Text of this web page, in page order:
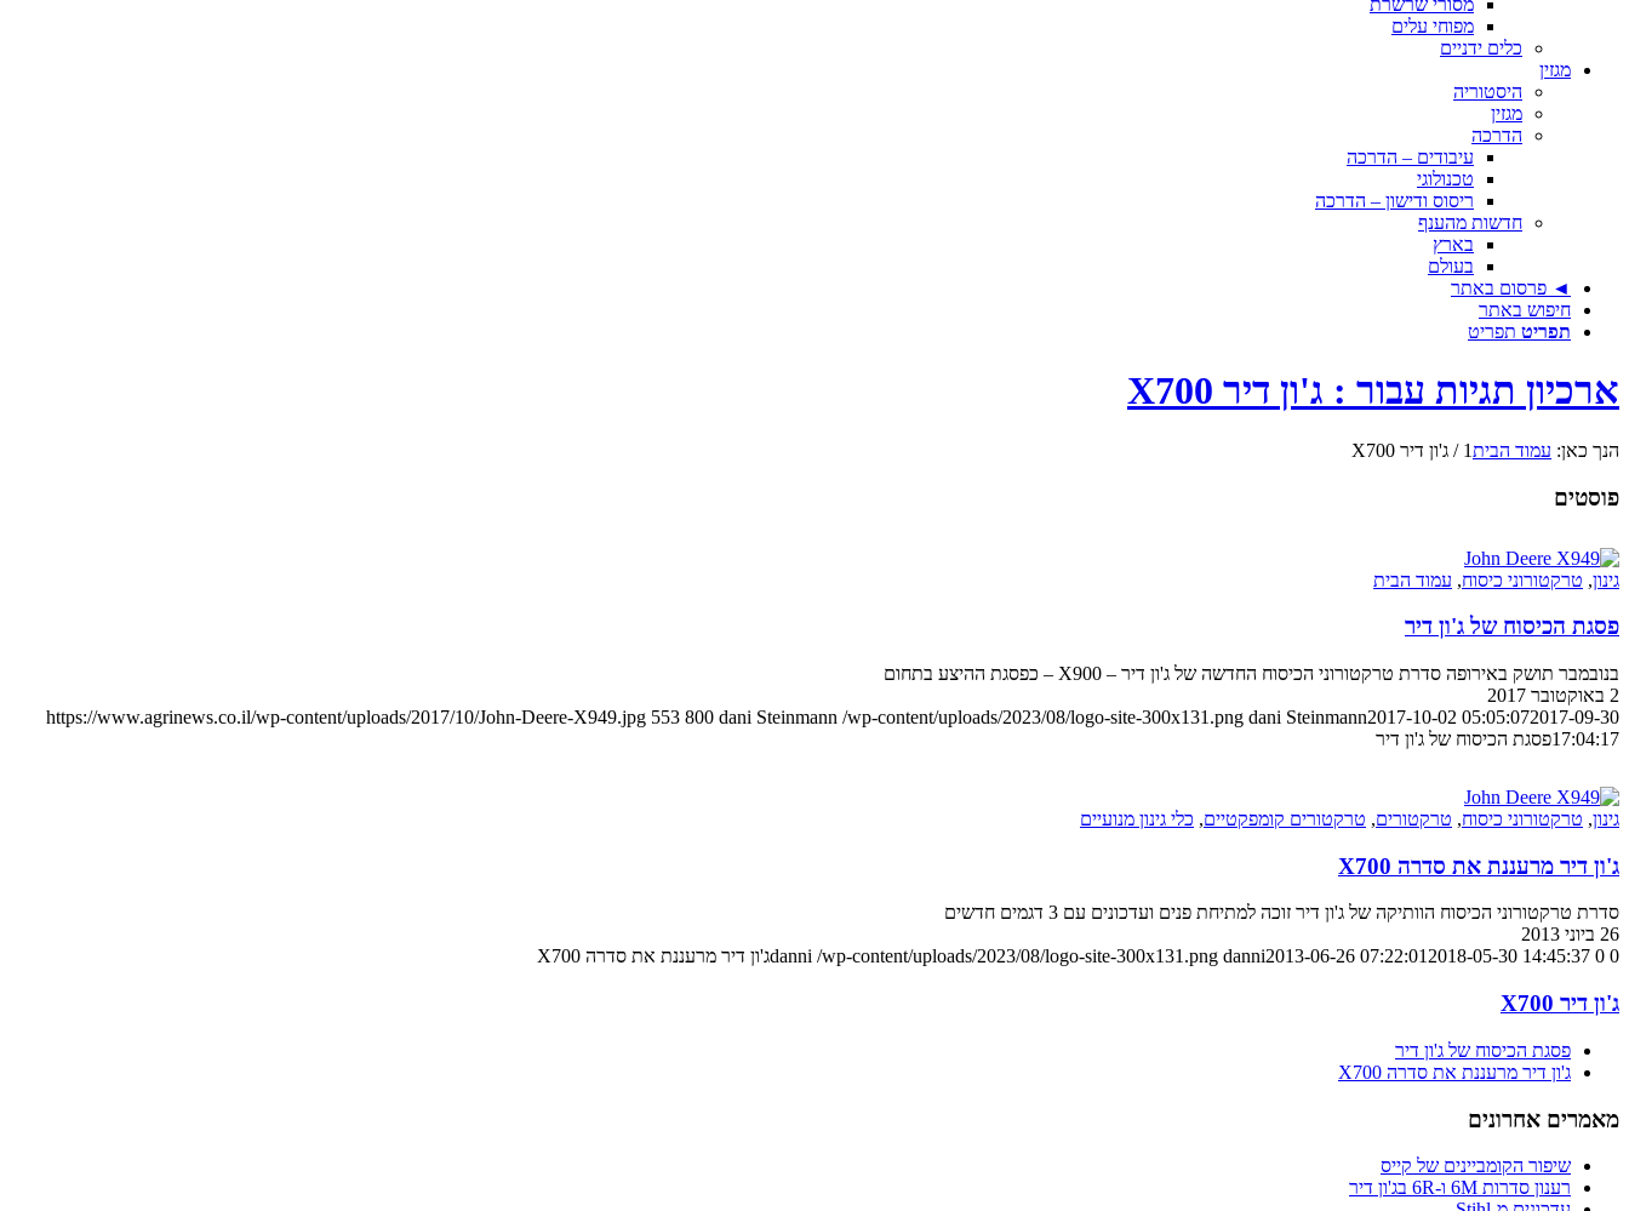
מסורי שרשרת
מפוחי עלים
כלים ידניים
מגזין
היסטוריה
מגזין
הדרכה
עיבודים – הדרכה
טכנולוגי
ריסוס ודישון – הדרכה
חדשות מהענף
בארץ
בעולם
◄ פרסום באתר
חיפוש באתר
תפריט תפריט
ארכיון תגיות עבור : ג'ון דיר X700
הנך כאן: עמוד הבית1
/ ג'ון דיר X700
פוסטים
גינון, טרקטורוני כיסוח, עמוד הבית
פסגת הכיסוח של ג'ון דיר
בנובמבר תושק באירופה סדרת טרקטורוני הכיסוח החדשה של ג'ון דיר – X900 – כפסגת ההיצע בתחום
2 באוקטובר 2017
https://www.agrinews.co.il/wp-content/uploads/2017/10/John-Deere-X949.jpg 553 800 dani Steinmann /wp-content/uploads/2023/08/logo-site-300x131.png dani Steinmann2017-10-02 05:05:072017-09-30
17:04:17פסגת הכיסוח של ג'ון דיר
גינון, טרקטורוני כיסוח, טרקטורים, טרקטורים קומפקטיים, כלי גינון מנועיים
ג'ון דיר מרעננת את סדרה X700
סדרת טרקטורוני הכיסוח הוותיקה של ג'ון דיר זוכה למתיחת פנים ועדכונים עם 3 דגמים חדשים
26 ביוני 2013
0
0
danni /wp-content/uploads/2023/08/logo-site-300x131.png danni2013-06-26 07:22:012018-05-30 14:45:37 ג'ון דיר מרעננת את סדרה X700
ג'ון דיר X700
פסגת הכיסוח של ג'ון דיר
ג'ון דיר מרעננת את סדרה X700
מאמרים אחרונים
שיפור הקומביינים של קייס
רענון סדרות 6M ו-6R בג'ון דיר